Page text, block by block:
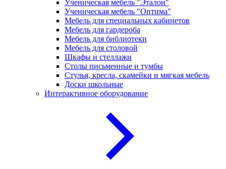
Ученическая мебель "Эталон"
Ученическая мебель "Оптима"
Мебель для специальных кабинетов
Мебель для гардероба
Мебель для библиотеки
Мебель для столовой
Шкафы и стеллажи
Столы письменные и тумбы
Стулья, кресла, скамейки и мягкая мебель
Доски школьные
Интерактивное оборудование